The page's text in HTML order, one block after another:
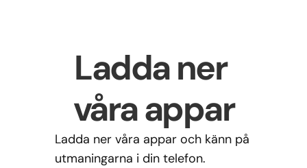
Ladda ner
våra appar
Ladda ner våra appar och känn på
utmaningarna i din telefon.